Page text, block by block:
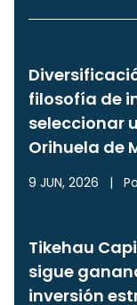
filosofía de
seleccionar
Orihuela de
9 JUN, 2026 |
Tikehau
sigue
inversión